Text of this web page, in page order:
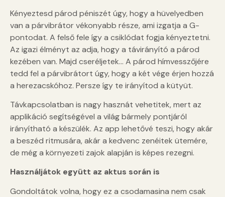
Kényeztesd párod péniszét úgy, hogy a hüvelyedben
van a párvibrátor vékonyabb része, ami izgatja a G-
pontodat. A felső fele így a csiklódat fogja kényeztetni.
Az igazi élményt az adja, hogy a távirányító a párod
kezében van. Majd cseréljetek… A párod hímvesszőjére
tedd fel a párvibrátort úgy, hogy a két vége érjen hozzá
a herezacskóhoz. Persze így te irányítod a kütyüt.
Távkapcsolatban is nagy hasznát vehetitek, mert az
applikáció segítségével a világ bármely pontjáról
irányítható a készülék. Az app lehetővé teszi, hogy akár
a beszéd ritmusára, akár a kedvenc zenéitek ütemére,
de még a környezeti zajok alapján is képes rezegni.
Használjátok együtt az aktus során is
Gondoltátok volna, hogy ez a csodamasina nem csak